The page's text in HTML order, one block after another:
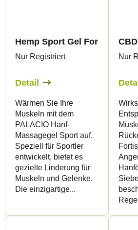
Hemp Sport Gel Forte Warm,
Nur Registriert
Detail
Wärmen Sie Ihre
Muskeln mit dem
PALACIO Hanf-
Massagegel Sport auf.
Speziell für Sportler
entwickelt, bietet es
gezielte Linderung für
Muskeln und Gelenke.
Die einzigartige...
Nur